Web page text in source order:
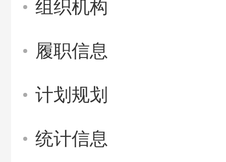
组织机构
履职信息
计划规划
统计信息